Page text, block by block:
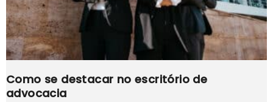
Como se destacar no escritório de
advocacia